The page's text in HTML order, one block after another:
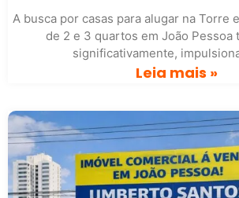
A busca por casas para alugar na Torre
de 2 e 3 quartos em João Pessoa
significativamente,
Leia mais »